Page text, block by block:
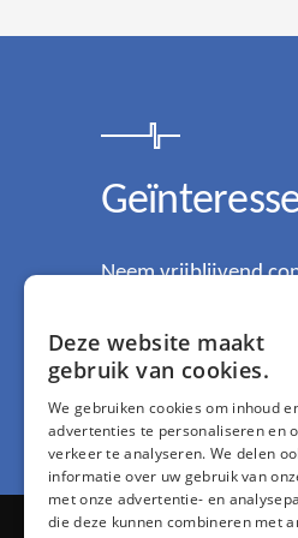
Neem vrijblijvend
komen graag
dan uitstekend past
Deze website maakt
gebruik van cookies.
We gebruiken cookies om inhoud
advertenties te personaliseren en
verkeer te analyseren. We delen
informatie over uw gebruik van
met onze advertentie- en
die deze kunnen combineren met